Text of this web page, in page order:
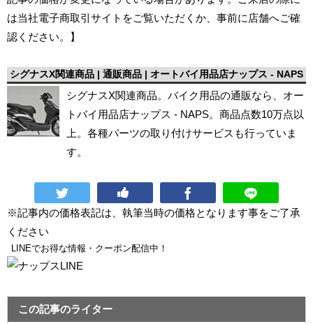
は当社電子商取引サイトをご覧いただくか、事前に店舗へご確
認ください。】
シグナスX関連商品 | 通販商品 | オートバイ用品店ナップス - NAPS
シグナスX関連商品。バイク用品の通販なら、オー
トバイ用品店ナップス - NAPS。商品点数10万点以
上。各種パーツの取り付けサービスも行っていま
す。
※記事内の価格表記は、執筆当時の価格となります事をご了承
ください
LINEでお得な情報・クーポン配信中！
この記事のライター